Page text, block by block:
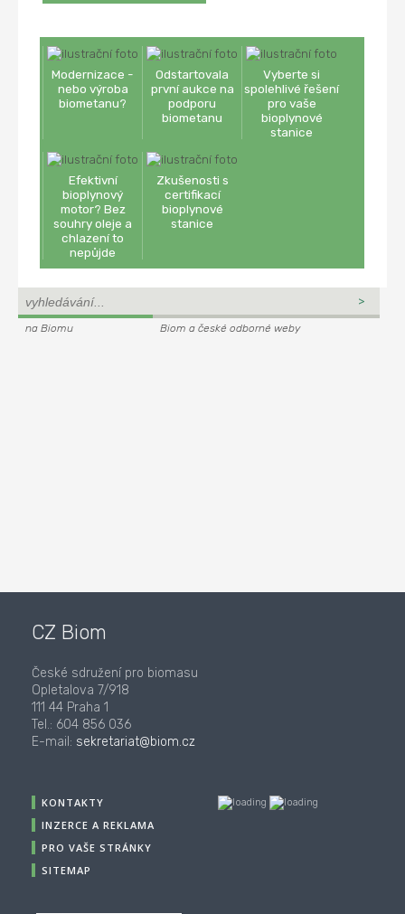
Modernizace -
nebo výroba
biometanu?
Odstartovala
první aukce na
podporu
biometanu
Vyberte si
spolehlivé řešení
pro vaše
bioplynové
stanice
Efektivní
bioplynový
motor? Bez
souhry oleje a
chlazení to
nepůjde
Zkušenosti s
certifikací
bioplynové
stanice
na Biomu Biom a české odborné weby
CZ Biom
České sdružení pro biomasu
Opletalova 7/918
111 44 Praha 1
Tel.: 604 856 036
E-mail: sekretariat@biom.cz
KONTAKTY
INZERCE A REKLAMA
PRO VAŠE STRÁNKY
SITEMAP